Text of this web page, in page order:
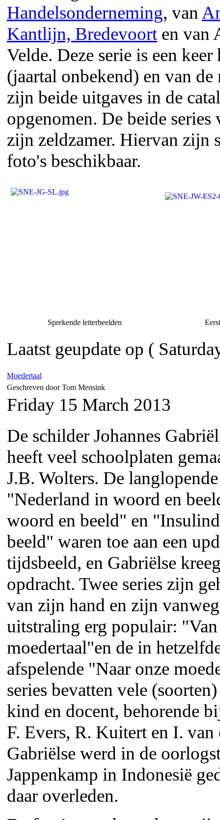
Handelsonderneming, van
Kantlijn, Bredevoort en van
Velde. Deze serie is een
(jaartal onbekend) en van de
zijn beide uitgaves in de
opgenomen. De beide
zijn zeldzamer. Hiervan zijn
foto's beschikbaar.
Sprekende letterbeelden
Laatst geupdate op (
Moedertaal
Geschreven door Tom Mensink
Friday 15 March 2013
De schilder Johannes
heeft veel schoolplaten
J.B. Wolters. De
"Nederland in woord en
woord en beeld" en
beeld" waren toe aan een
tijdsbeeld, en Gabriëlse
opdracht. Twee series zijn
van zijn hand en zijn
uitstraling erg populair:
moedertaal"en de in
afspelende "Naar onze
series bevatten vele
kind en docent, behorende
F. Evers, R. Kuitert en I. van
Gabriëlse werd in de
Jappenkamp in Indonesië
daar overleden.